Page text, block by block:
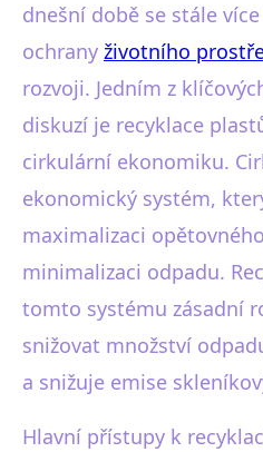
dnešní době se stále
ochrany životního
rozvoji. Jedním z
diskuzí je recyklace
cirkulární ekonomiku.
ekonomický systém,
maximalizaci
minimalizaci odpadu.
tomto systému zásadní
snižovat množství
a snižuje emise
Hlavní přístupy k